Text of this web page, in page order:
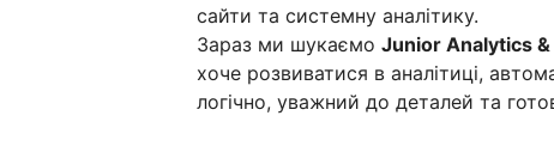
сайти та системну аналітику.
Зараз ми шукаємо Junior Analytics
хоче розвиватися в аналітиці,
логічно, уважний до деталей та